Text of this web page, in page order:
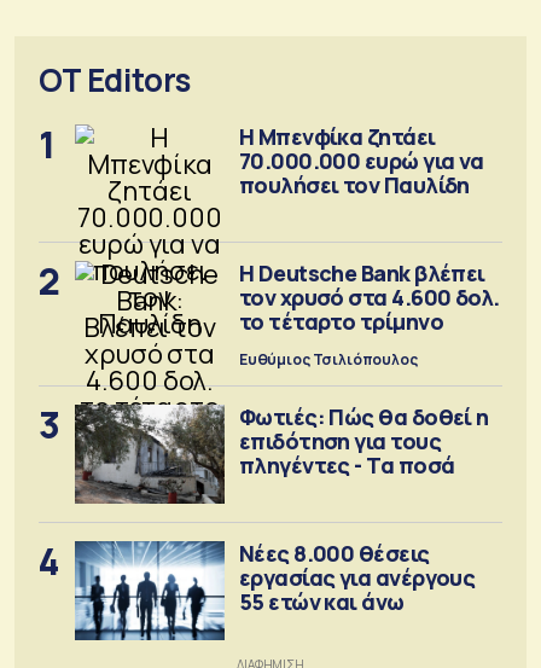
OT Editors
1
Η Μπενφίκα ζητάει
70.000.000 ευρώ για να
πουλήσει τον Παυλίδη
2
Η Deutsche Bank βλέπει
τον χρυσό στα 4.600 δολ.
το τέταρτο τρίμηνο
Ευθύμιος Τσιλιόπουλος
3
Φωτιές: Πώς θα δοθεί η
επιδότηση για τους
πληγέντες - Τα ποσά
4
Νέες 8.000 θέσεις
εργασίας για ανέργους
55 ετών και άνω